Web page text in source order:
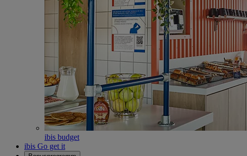
ibis budget
ibis Go get it